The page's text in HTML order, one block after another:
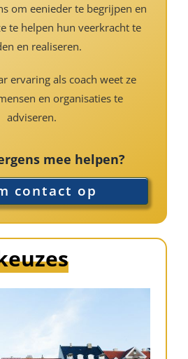
om eenieder te begrijpen en
te helpen hun veerkracht te
en realiseren.
ervaring als coach weet ze
en organisaties te
adviseren.
mee helpen?
contact op